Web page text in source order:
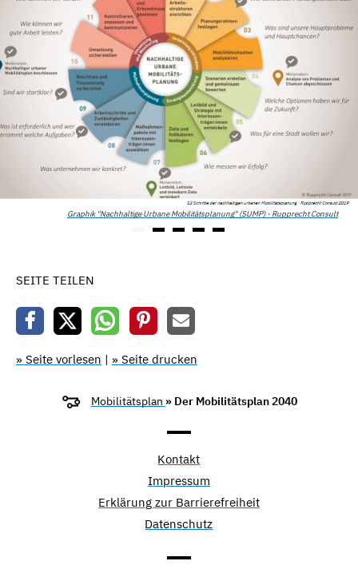
Graphik "Nachhaltige Urbane Mobilitätsplanung" (SUMP) - Rupprecht Consult
SEITE TEILEN
» Seite vorlesen | » Seite drucken
Mobilitätsplan » Der Mobilitätsplan 2040
Kontakt
Impressum
Erklärung zur Barrierefreiheit
Datenschutz